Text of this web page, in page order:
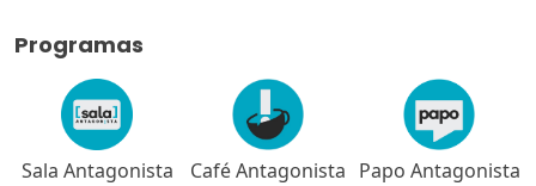
Programas
Sala Antagonista Café Antagonista Papo Antagonista